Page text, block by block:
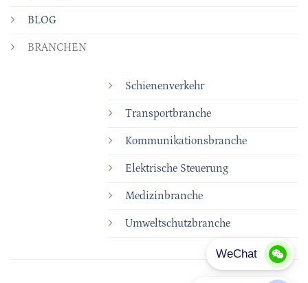
BLOG
BRANCHEN
Schienenverkehr
Transportbranche
Kommunikationsbranche
Elektrische Steuerung
Medizinbranche
Umweltschutzbranche